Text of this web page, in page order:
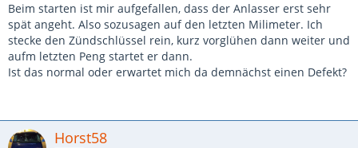
Beim starten ist mir aufgefallen, dass der Anlasser erst sehr
spät angeht. Also sozusagen auf den letzten Milimeter. Ich
stecke den Zündschlüssel rein, kurz vorglühen dann weiter und
aufm letzten Peng startet er dann.
Ist das normal oder erwartet mich da demnächst einen Defekt?
Horst58